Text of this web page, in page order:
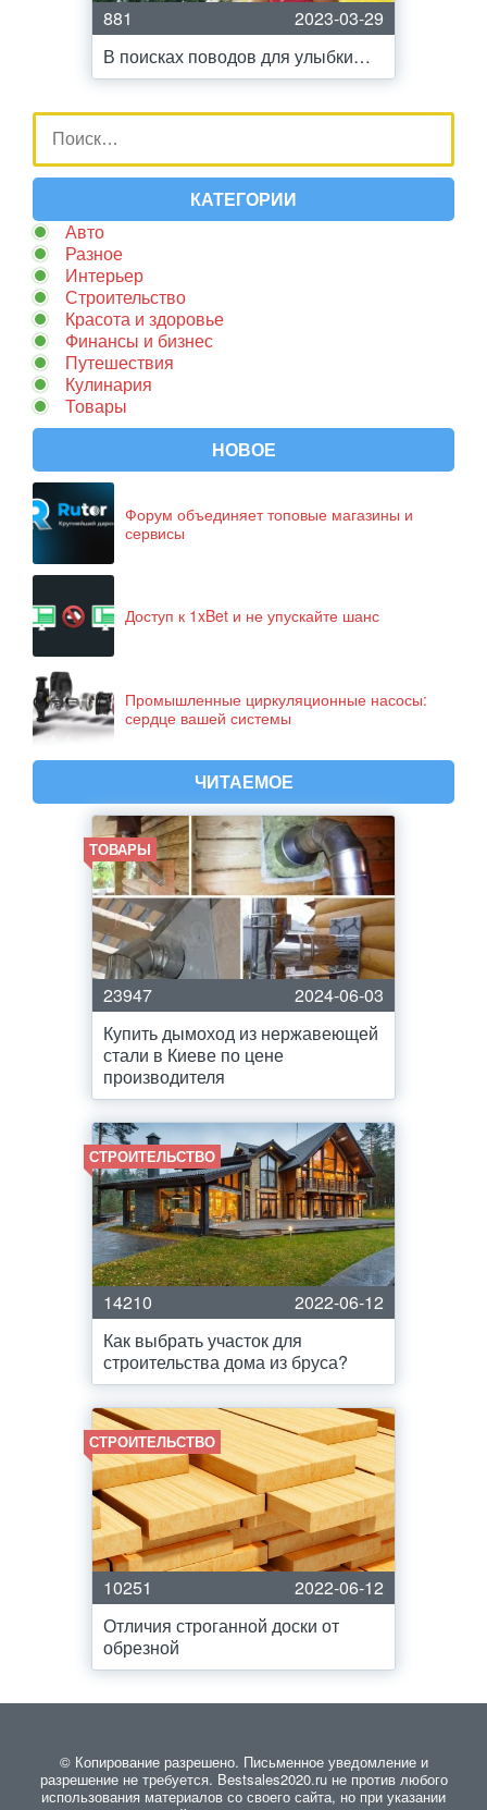
881
2023-03-29
В поисках поводов для улыбки…
КАТЕГОРИИ
Авто
Разное
Интерьер
Строительство
Красота и здоровье
Финансы и бизнес
Путешествия
Кулинария
Товары
НОВОЕ
Форум объединяет топовые магазины и
сервисы
Доступ к 1xBet и не упускайте шанс
Промышленные циркуляционные насосы:
сердце вашей системы
ЧИТАЕМОЕ
ТОВАРЫ
23947
2024-06-03
Купить дымоход из нержавеющей
стали в Киеве по цене
производителя
СТРОИТЕЛЬСТВО
14210
2022-06-12
Как выбрать участок для
строительства дома из бруса?
СТРОИТЕЛЬСТВО
10251
2022-06-12
Отличия строганной доски от
обрезной
© Копирование разрешено. Письменное уведомление и
разрешение не требуется. Bestsales2020.ru не против любого
использования материалов со своего сайта, но при указании